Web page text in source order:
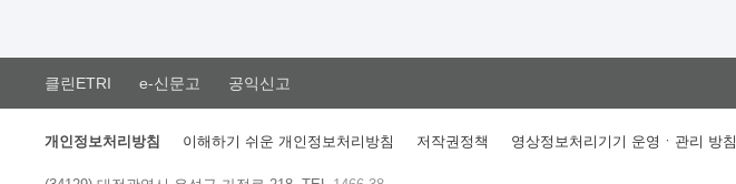
(2 ~ 3년차) 연봉의 40%  추진일정(1)
희망기업 신청/접수(2)희망인력-희망기업
매칭(3)현장조사/ 선정(심의)(4)협약체결
26일 9월초순 9월 중순 10월 이후*
클린ETRI e-신문고 공익신고
개인정보처리방침 이해하기 쉬운 개인정보처리방침 저작권정책 영상정보처리기기 운영ㆍ관리 방침